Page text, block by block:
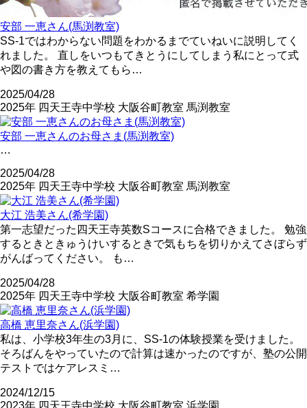
安部 一恵さん(馬渕教室)
SS-1ではわからない問題をわかるまでていねいに説明してく
れました。 直しをいつもてきとうにしてしまう私にとって式
や図の書き方を教えてもら…
2025/04/28
2025年 四天王寺中学校 大阪谷町教室 馬渕教室
安部 一恵さんのお母さま(馬渕教室)
…
2025/04/28
2025年 四天王寺中学校 大阪谷町教室 馬渕教室
大江 浩美さん(希学園)
第一志望だった四天王寺英数Sコースに合格できました。 勉強
するときときゅうけいするときで気もちを切りかえてさぼらず
がんばってください。 も…
2025/04/28
2025年 四天王寺中学校 大阪谷町教室 希学園
高橋 恵里奈さん(浜学園)
私は、小学校3年生の3月に、SS-1の体験授業を受けました。
そろばんをやっていたので計算は速かったのですが、塾の公開
テストではケアレスミ…
2024/12/15
2023年 四天王寺中学校 大阪谷町教室 浜学園